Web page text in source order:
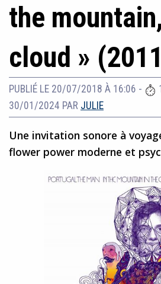
the
cloud »
PUBLIÉ LE 20/07/2018 À 16:06 -
30/01/2024 PAR JULIE
Une invitation sonore à
flower power moderne et